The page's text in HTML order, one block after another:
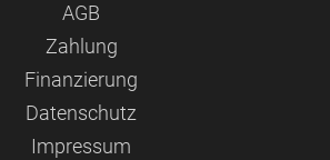
AGB
Zahlung
Finanzierung
Datenschutz
Impressum